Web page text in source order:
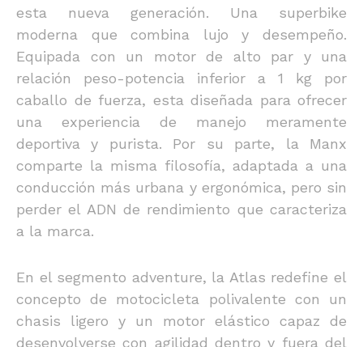
esta nueva generación. Una superbike
moderna que combina lujo y desempeño.
Equipada con un motor de alto par y una
relación peso-potencia inferior a 1 kg por
caballo de fuerza, esta diseñada para ofrecer
una experiencia de manejo meramente
deportiva y purista. Por su parte, la Manx
comparte la misma filosofía, adaptada a una
conducción más urbana y ergonómica, pero sin
perder el ADN de rendimiento que caracteriza
a la marca.
En el segmento adventure, la Atlas redefine el
concepto de motocicleta polivalente con un
chasis ligero y un motor elástico capaz de
desenvolverse con agilidad dentro y fuera del